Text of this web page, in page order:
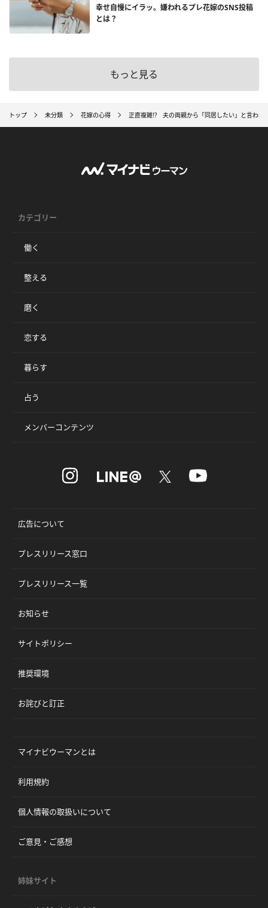
幸せ自慢にイラッ。嫌われるプレ花嫁のSNS投稿
とは？
もっと見る
トップ 未分類 花嫁の心得 正直複雑!? 夫の両親から「同居したい」と言われ
カテゴリー
働く
整える
磨く
恋する
暮らす
占う
メンバーコンテンツ
広告について
プレスリリース窓口
プレスリリース一覧
お知らせ
サイトポリシー
推奨環境
お詫びと訂正
マイナビウーマンとは
利用規約
個人情報の取扱いについて
ご意見・ご感想
姉妹サイト